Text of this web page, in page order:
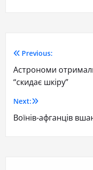
Previous:
Астрономи
“скидає шкіру”
Next:
Воїнів-афганців